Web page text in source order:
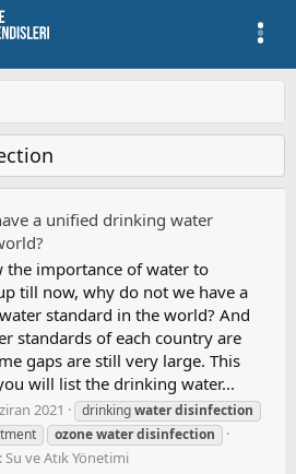
a unified drinking water
the importance of water to
till now, why do not we have a
standard in the world? And
standards of each country are
gaps are still very large. This
will list the drinking water...
2021 drinkingwaterdisinfection
ozonewaterdisinfection
Su ve Atık Yönetimi